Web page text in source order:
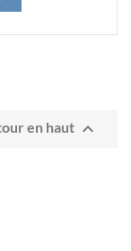
en haut 